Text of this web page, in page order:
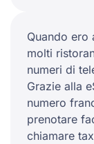
Quando ero
molti
numeri di
Grazie alla
numero
prenotare
chiamare